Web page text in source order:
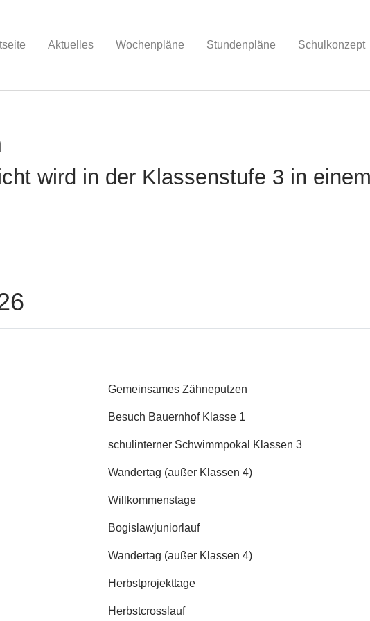
Aktuelles Wochenpläne Stundenpläne Schulkonzept
wird in der Klassenstufe 3 in
Gemeinsames Zähneputzen
Besuch Bauernhof Klasse 1
schulinterner Schwimmpokal Klassen 3
Wandertag (außer Klassen 4)
Willkommenstage
Bogislawjuniorlauf
Wandertag (außer Klassen 4)
Herbstprojekttage
Herbstcrosslauf